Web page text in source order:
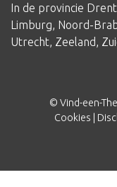
In de provincie
Limburg, Noord-
Utrecht, Zeeland,
© Vind-een-
Cookies